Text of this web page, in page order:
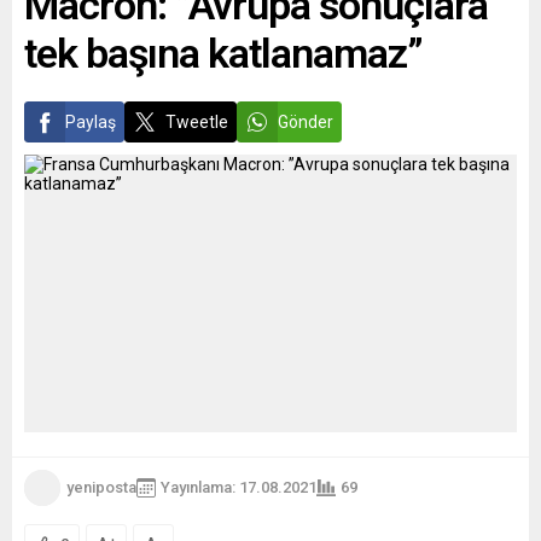
tek başına katlanamaz”
Paylaş Tweetle Gönder
yeniposta Yayınlama: 17.08.2021 69